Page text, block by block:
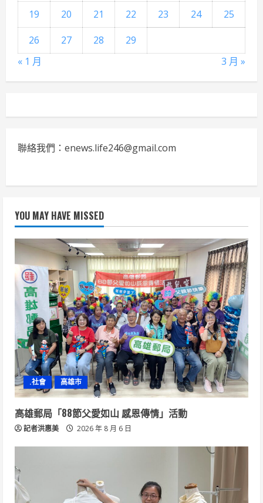
19
20 21 22 23 24
25
26
27 28
29
« 1 月
3 月 »
聯絡我們：enews.life246@gmail.com
YOU MAY HAVE MISSED
.社會 高雄市
高雄郵局「88節父愛如山 感恩傳情」活動
記者洪惠美 2026 年 8 月 6 日